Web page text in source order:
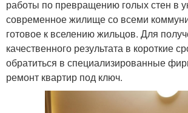
работы по превращению голых стен в
современное жилище со всеми
готовое к вселению жильцов. Для
качественного результата в короткие
обратиться в специализированные
ремонт квартир под ключ.